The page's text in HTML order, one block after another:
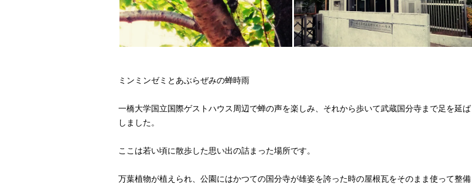
ミンミンゼミとあぶらぜみの蝉時雨
一橋大学国立国際ゲストハウス周辺で蝉の声を楽しみ、それから歩いて武蔵国分寺まで足を延ば
しました。
ここは若い頃に散歩した思い出の詰まった場所です。
万葉植物が植えられ、公園にはかつての国分寺が雄姿を誇った時の屋根瓦をそのまま使って整備